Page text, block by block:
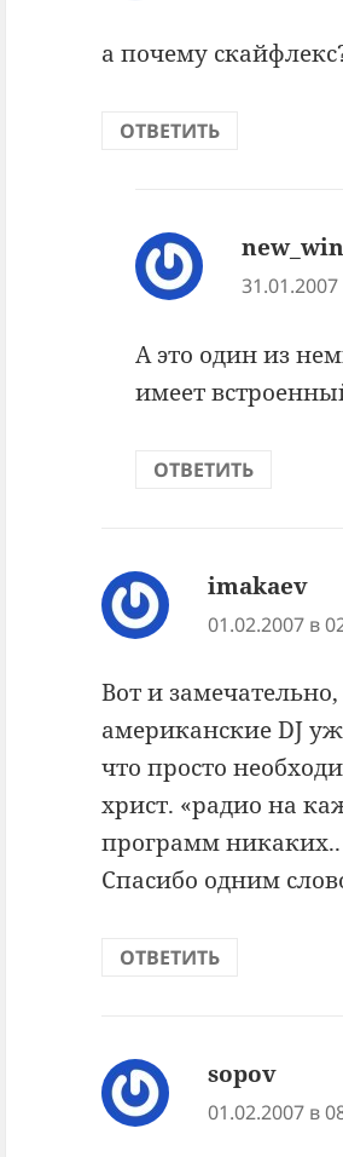
а почему
ОТВЕТИТЬ
А это один из
имеет
ОТВЕТИТЬ
imakaev
01.02.2007 в
Вот и
американские DJ
что просто
христ. «радио на
программ никаких..
Спасибо одним
ОТВЕТИТЬ
sopov
01.02.2007 в